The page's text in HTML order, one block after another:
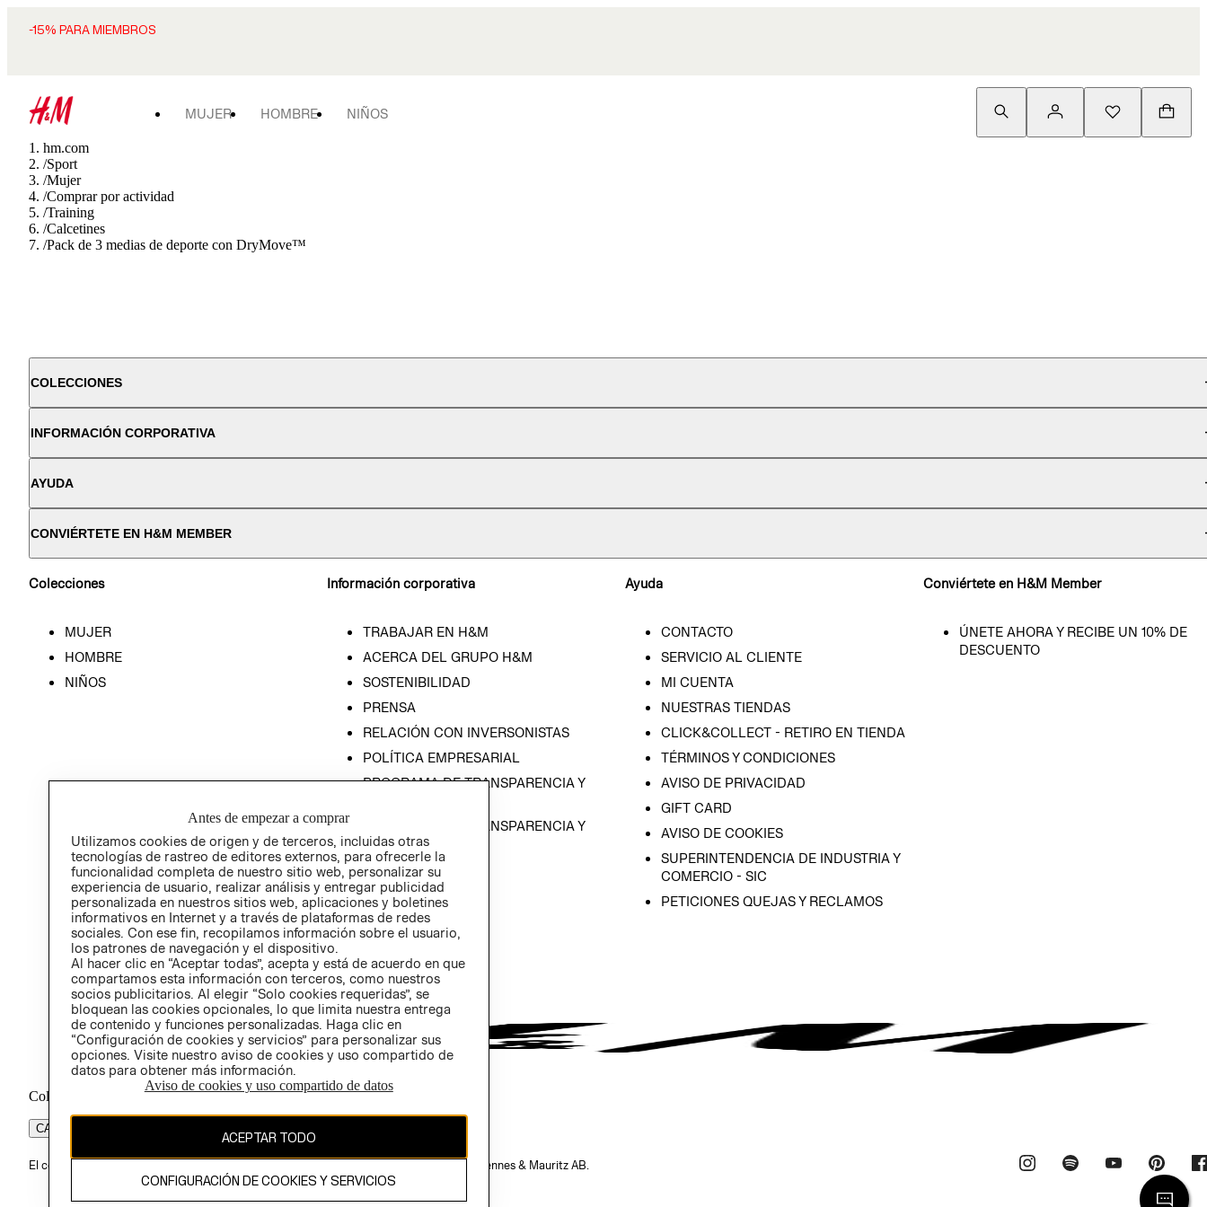
-15% PARA MIEMBROS
MUJER HOMBRE NIÑOS
hm.com
/Sport
/Mujer
/Comprar por actividad
/Training
/Calcetines
/Pack de 3 medias de deporte con DryMove™
COLECCIONES
INFORMACIÓN CORPORATIVA
AYUDA
CONVIÉRTETE EN H&M MEMBER
Colecciones
MUJER
HOMBRE
NIÑOS
Información corporativa
TRABAJAR EN H&M
ACERCA DEL GRUPO H&M
SOSTENIBILIDAD
PRENSA
RELACIÓN CON INVERSONISTAS
POLÍTICA EMPRESARIAL
PROGRAMA DE TRANSPARENCIA Y
PROGRAMA DE TRANSPARENCIA Y
ÉTICA (INGLÉS)
Ayuda
CONTACTO
SERVICIO AL CLIENTE
MI CUENTA
NUESTRAS TIENDAS
CLICK&COLLECT - RETIRO EN TIENDA
TÉRMINOS Y CONDICIONES
AVISO DE PRIVACIDAD
GIFT CARD
AVISO DE COOKIES
SUPERINTENDENCIA DE INDUSTRIA Y
COMERCIO - SIC
PETICIONES QUEJAS Y RECLAMOS
Conviértete en H&M Member
ÚNETE AHORA Y RECIBE UN 10% DE
DESCUENTO
Colombia ($)
CAMBIAR REGIÓN
El contenido de esta página web está protegido por copyright y es propiedad de H&M Hennes & Mauritz AB.
Antes de empezar a comprar
Utilizamos cookies de origen y de terceros, incluidas otras
tecnologías de rastreo de editores externos, para ofrecerle la
funcionalidad completa de nuestro sitio web, personalizar su
experiencia de usuario, realizar análisis y entregar publicidad
personalizada en nuestros sitios web, aplicaciones y boletines
informativos en Internet y a través de plataformas de redes
sociales. Con ese fin, recopilamos información sobre el usuario,
los patrones de navegación y el dispositivo.
Al hacer clic en “Aceptar todas”, acepta y está de acuerdo en que
compartamos esta información con terceros, como nuestros
socios publicitarios. Al elegir “Solo cookies requeridas”, se
bloquean las cookies opcionales, lo que limita nuestra entrega
de contenido y funciones personalizadas. Haga clic en
“Configuración de cookies y servicios” para personalizar sus
opciones. Visite nuestro aviso de cookies y uso compartido de
datos para obtener más información.
Aviso de cookies y uso compartido de datos
ACEPTAR TODO
CONFIGURACIÓN DE COOKIES Y SERVICIOS